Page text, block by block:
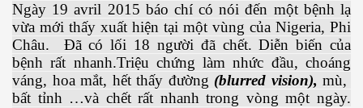
Ngày 19 avril 2015 báo chí có nói đến một bệnh lạ
vừa mới thấy xuất hiện tại một vùng của Nigeria, Phi
Châu.
Đã có lối 18 người đã chết. Diễn biến của
bệnh rất nhanh.Triệu chứng làm nhức đầu, choáng
váng, hoa mắt, hết thấy đường (blurred vision), mù,
bất tỉnh …và chết rất nhanh trong vòng một ngày.
P 200-201